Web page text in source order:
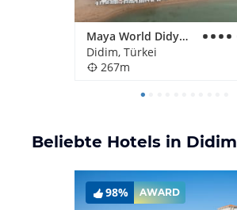
Maya World Didyma Hotel - Ultra All Inclusive
Didim, Türkei
267m
Beliebte Hotels in Didim
98% AWARD